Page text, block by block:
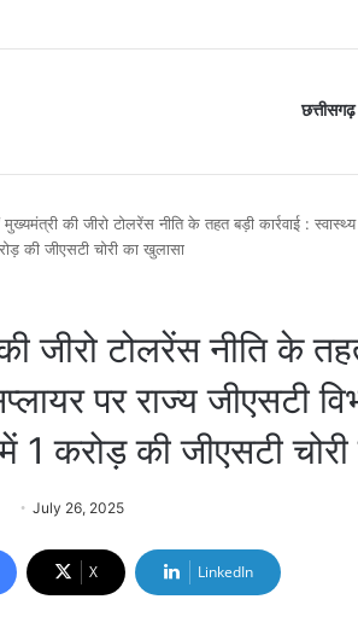
छत्तीसगढ़
मुख्यमंत्री की जीरो टोलरेंस नीति के तहत बड़ी कार्रवाई :
की जीएसटी चोरी का खुलासा
जीरो टोलरेंस नीति के
पर राज्य जीएसटी
1 करोड़ की जीएसटी
July 26, 2025
X LinkedIn